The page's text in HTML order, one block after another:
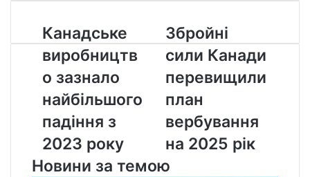
Канадське
виробництво
зазнало
найбільшого
падіння
з
2023
року
Канадське
виробництв
о зазнало
найбільшого
падіння з
2023 року
Збройні
сили
Канади
перевищили
план
вербування
на
2025
рік
Збройні
сили Канади
перевищили
план
вербування
на 2025 рік
Новини за темою